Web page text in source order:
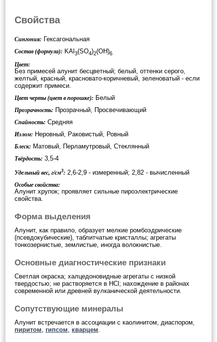
Свойства
Сингония: Гексагональная
Состав (формула): KAl3(SO4)2(OH)6
Цвет:
Без примесей алунит бесцветный; белый, оттенки серого,
желтый, красный, красновато-коричневый, зеленоватый - если
содержит примеси.
Цвет черты (цвет в порошке): Белый
Прозрачность: Прозрачный, Просвечивающий
Спайность: Средняя
Излом: Неровный, Раковистый, Ровный
Блеск: Матовый, Перламутровый, Стеклянный
Твёрдость: 3,5-4
Удельный вес, г/см3: 2,6-2,9 - измеренный; 2,82 - вычисленный
Особые свойства:
Алунит хрупок; проявляет сильные пироэлектрические
свойства.
Форма выделения
Алунит, как правило, образует мелкие ромбоэдрические
(псевдокубические), таблитчатые кристаллы; агрегаты
тонкозернистые, землистые, иногда волокнистые.
Основные диагностические признаки
Светлая окраска; халцедоновидные агрегаты с низкой
твердостью; не растворяется в HCl; нахождение в районах
современной или древней вулканической деятельности.
Сопутствующие минералы
Алунит встречается в ассоциации с каолинитом, диаспором,
пиритом, гипсом, кварцем.